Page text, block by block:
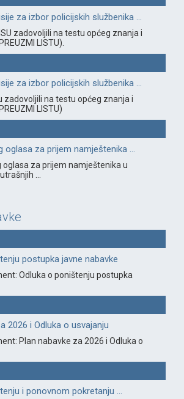
za izbor policijskih službenika ...
zadovoljili na testu općeg znanja i
LISTU).
za izbor policijskih službenika ...
zadovoljili na testu općeg znanja i
LISTU)
oglasa za prijem namještenika ...
oglasa za prijem namještenika u
...
postupka javne nabavke
Odluka o poništenju postupka
2026 i Odluka o usvajanju
Plan nabavke za 2026 i Odluka o
i ponovnom pokretanju ...